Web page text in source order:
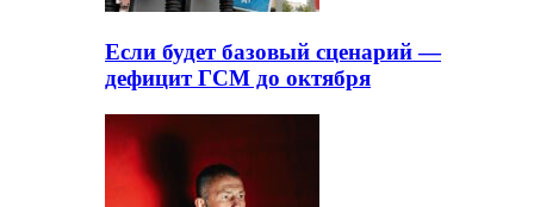
Если будет базовый сценарий —
дефицит ГСМ до октября